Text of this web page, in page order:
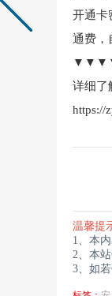
开通卡
通费，
详细了
https://
温馨提
1、本
2、本
3、如